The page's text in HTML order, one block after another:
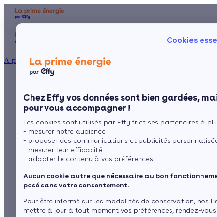
Cookies
Chez Effy vos données sont bien gardées,
pour vous accompagner !
Les cookies sont utilisés par Effy.fr et ses partenaires à
- mesurer notre audience
- proposer des communications et publicités
- mesurer leur efficacité
- adapter le contenu à vos préférences.
Aucun cookie autre que nécessaire au bon
posé sans votre consentement.
Pour être informé sur les modalités de conservation, nos
mettre à jour à tout moment vos préférences, rendez-
À propos
Le concept
Comment l'obtenir ?
Chauffage
Poêle à
Chauffage par
géothermie : puiser
l’énergie du sol
Sommaire
Qu’est ce que la géothermie ?